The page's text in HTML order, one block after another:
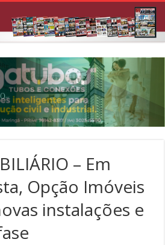
– Em
Opção Imóveis
instalações e